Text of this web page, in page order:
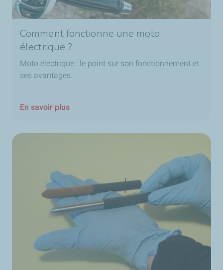
Comment fonctionne une moto
électrique ?
Moto électrique : le point sur son fonctionnement et
ses avantages.
En savoir plus